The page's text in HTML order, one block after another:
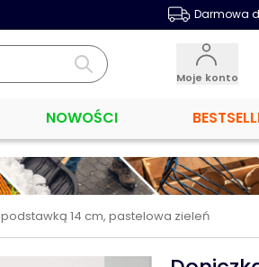
Darmowa
Moje konto
NOWOŚCI
14 cm, pastelowa zieleń